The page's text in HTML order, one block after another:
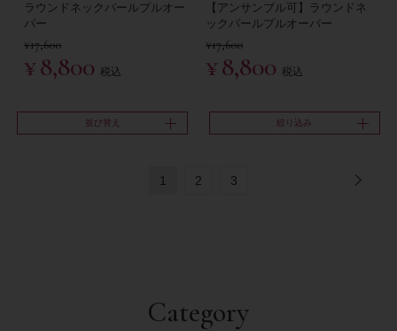
ラウンドネックパールプルオー
バー
¥17,600
¥8,800 税込
【アンサンブル可】ラウンドネ
ックパールプルオーバー
¥17,600
¥8,800 税込
並び替え 絞り込み
1 2 3
Category